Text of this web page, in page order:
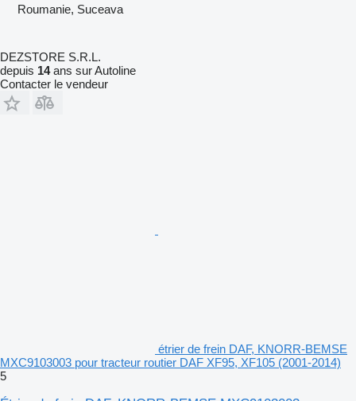
Roumanie, Suceava
DEZSTORE S.R.L.
depuis 14ans sur Autoline
Contacter le vendeur
étrier de frein DAF, KNORR-BEMSE
MXC9103003 pour tracteur routier DAF XF95, XF105 (2001-2014)
5